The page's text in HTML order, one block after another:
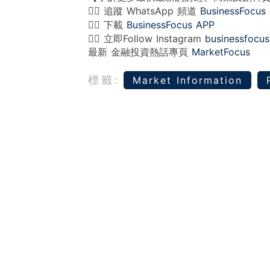
👉🏻 追蹤 WhatsApp 頻道 BusinessFocus
👉🏻 下載 BusinessFocus APP
👉🏻 立即Follow Instagram
最新 金融投資熱話專頁 MarketFocus
標籤: Market Information